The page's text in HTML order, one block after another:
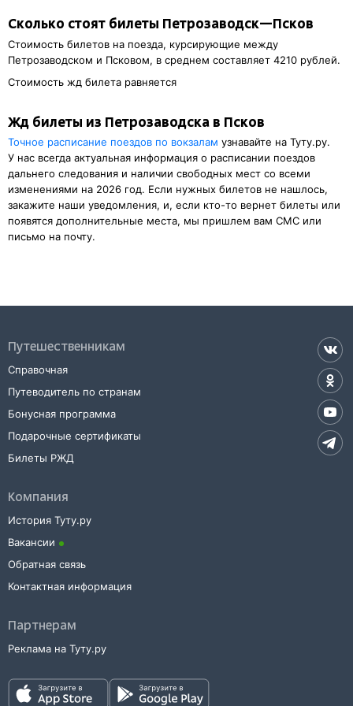
Сколько стоят билеты Петрозаводск—Псков
Стоимость билетов на поезда, курсирующие между
Петрозаводском и Псковом, в среднем составляет 4210 рублей.
Стоимость жд билета равняется
Жд билеты из Петрозаводска в Псков
Точное расписание поездов по вокзалам узнавайте на Туту.ру.
У нас всегда актуальная информация о расписании поездов
дальнего следования и наличии свободных мест со всеми
изменениями на 2026 год. Если нужных билетов не нашлось,
закажите наши уведомления, и, если кто-то вернет билеты или
появятся дополнительные места, мы пришлем вам СМС или
письмо на почту.
Путешественникам
Справочная
Путеводитель по странам
Бонусная программа
Подарочные сертификаты
Билеты РЖД
Компания
История Туту.ру
Вакансии
Обратная связь
Контактная информация
Партнерам
Реклама на Туту.ру